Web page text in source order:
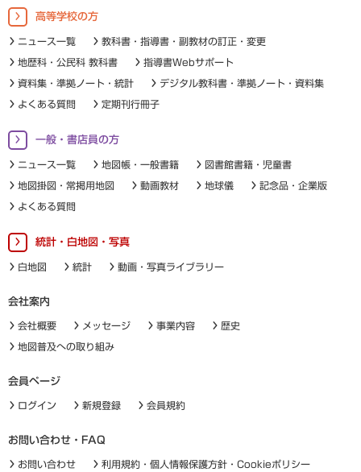
高等学校の方
ニュース一覧 教科書・指導書・副教材の訂正・変更
地歴科・公民科 教科書 指導書Webサポート
資料集・準拠ノート・統計 デジタル教科書・準拠ノート・資料集
よくある質問 定期刊行冊子
一般・書店員の方
ニュース一覧 地図帳・一般書籍 図書館書籍・児童書
地図掛図・常掲用地図 動画教材 地球儀 記念品・企業版
よくある質問
統計・白地図・写真
白地図 統計 動画・写真ライブラリー
会社案内
会社概要 メッセージ 事業内容 歴史
地図普及への取り組み
会員ページ
ログイン 新規登録 会員規約
お問い合わせ・FAQ
お問い合わせ 利用規約・個人情報保護方針・Cookieポリシー